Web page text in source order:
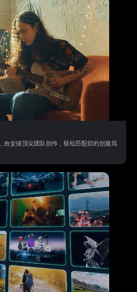
，由全球顶尖团队创作，轻松匹配你的创意风